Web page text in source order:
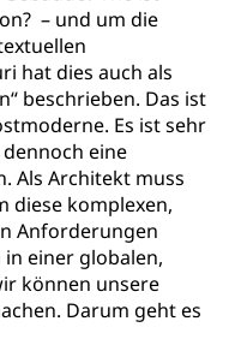
– und um die
hat dies auch als
beschrieben. Das ist
Es ist sehr
eine
Als Architekt muss
diese komplexen,
Anforderungen
einer globalen,
können unsere
Darum geht es